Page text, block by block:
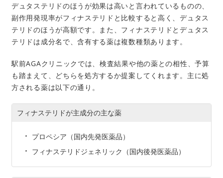
デュタステリドのほうが効果は高いと言われているものの、
副作用発現率がフィナステリドと比較すると高く、デュタス
テリドのほうが高額です。また、フィナステリドとデュタス
テリドは成分名で、含有する薬は複数種類あります。
駅前AGAクリニックでは、検査結果や他の薬との相性、予算
も踏まえて、どちらを処方するか提案してくれます。主に処
方される薬は以下の通り。
フィナステリドが主成分の主な薬
プロペシア（国内先発医薬品）
フィナステリドジェネリック（国内後発医薬品）